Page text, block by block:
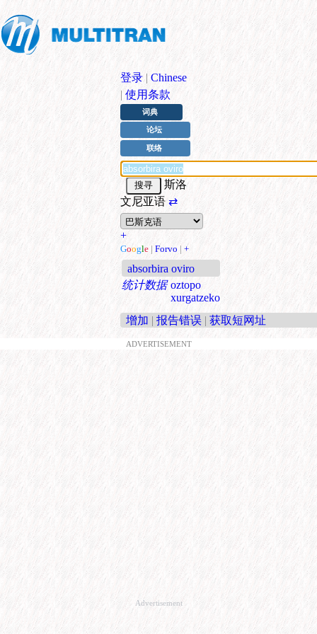
登录 | Chinese
| 使用条款
词典
论坛
联络
斯洛
文尼亚语 ⇄
+
Google | Forvo | +
absorbira oviro
统计数据 oztopo
xurgatzeko
增加 | 报告错误 | 获取短网址
ADVERTISEMENT
Advertisement